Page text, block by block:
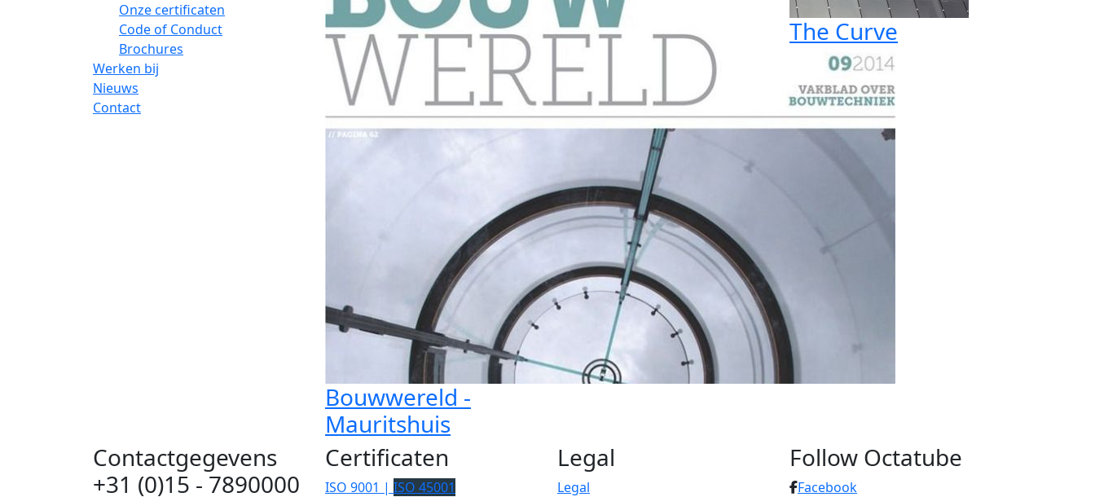
Onze certificaten
Code of Conduct
Brochures
Werken bij
Nieuws
Contact
Bouwwereld -
Mauritshuis
The Curve
Contactgegevens
+31 (0)15 - 7890000
Certificaten
ISO 9001 | ISO 45001
Legal
Legal
Follow Octatube
Facebook